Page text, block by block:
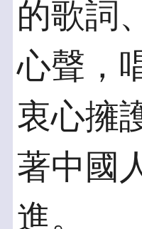
的歌詞
心聲，
衷心擁
著中國
進。